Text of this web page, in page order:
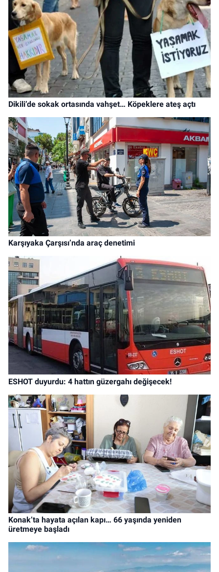
Dikili’de sokak ortasında vahşet… Köpeklere ateş açtı
Karşıyaka Çarşısı’nda araç denetimi
ESHOT duyurdu: 4 hattın güzergahı değişecek!
Konak’ta hayata açılan kapı… 66 yaşında yeniden
üretmeye başladı